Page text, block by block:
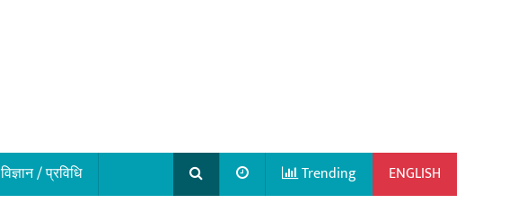
विज्ञान / प्रविधि Trending ENGLISH